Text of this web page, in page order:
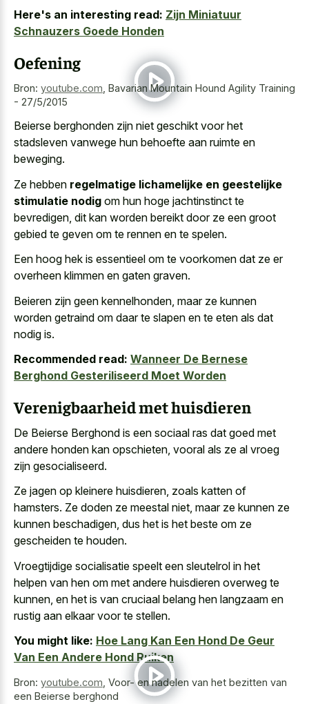
Here's an interesting read: Zijn Miniatuur
Schnauzers Goede Honden
Oefening
Bron: youtube.com Bavarian Mountain Hound Agility Training
- 27/5/2015
Beierse berghonden zijn niet geschikt voor het
stadsleven vanwege hun behoefte aan ruimte en
beweging.
Ze hebben regelmatige lichamelijke en geestelijke
stimulatie nodig om hun hoge jachtinstinct te
bevredigen, dit kan worden bereikt door ze een groot
gebied te geven om te rennen en te spelen.
Een hoog hek is essentieel om te voorkomen dat ze er
overheen klimmen en gaten graven.
Beieren zijn geen kennelhonden, maar ze kunnen
worden getraind om daar te slapen en te eten als dat
nodig is.
Recommended read: Wanneer De Bernese
Berghond Gesteriliseerd Moet Worden
Verenigbaarheid met huisdieren
De Beierse Berghond is een sociaal ras dat goed met
andere honden kan opschieten, vooral als ze al vroeg
zijn gesocialiseerd.
Ze jagen op kleinere huisdieren, zoals katten of
hamsters. Ze doden ze meestal niet, maar ze kunnen ze
kunnen beschadigen, dus het is het beste om ze
gescheiden te houden.
Vroegtijdige socialisatie speelt een sleutelrol in het
helpen van hen om met andere huisdieren overweg te
kunnen, en het is van cruciaal belang hen langzaam en
rustig aan elkaar voor te stellen.
You might like: Hoe Lang Kan Een Hond De Geur
Van Een Andere Hond Ruiken
Bron: youtube.com Voor- en nadelen van het bezitten van
een Beierse berghond